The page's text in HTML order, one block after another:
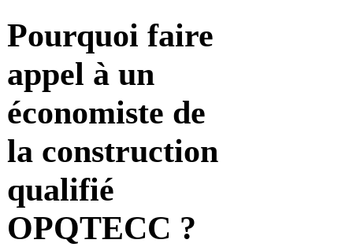
Pourquoi faire
appel à un
économiste de
la construction
qualifié
OPQTECC ?